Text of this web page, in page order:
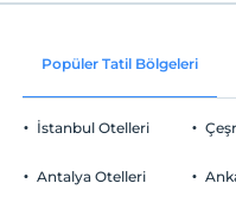
Ortak
Check/in
Check/out
En geç saat 10:00 ve öncesi
Evcil Hayvan
Popüler Tatil Bölgeleri
İstanbul Otelleri
Antalya Otelleri